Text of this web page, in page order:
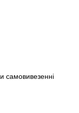
самовивезенні